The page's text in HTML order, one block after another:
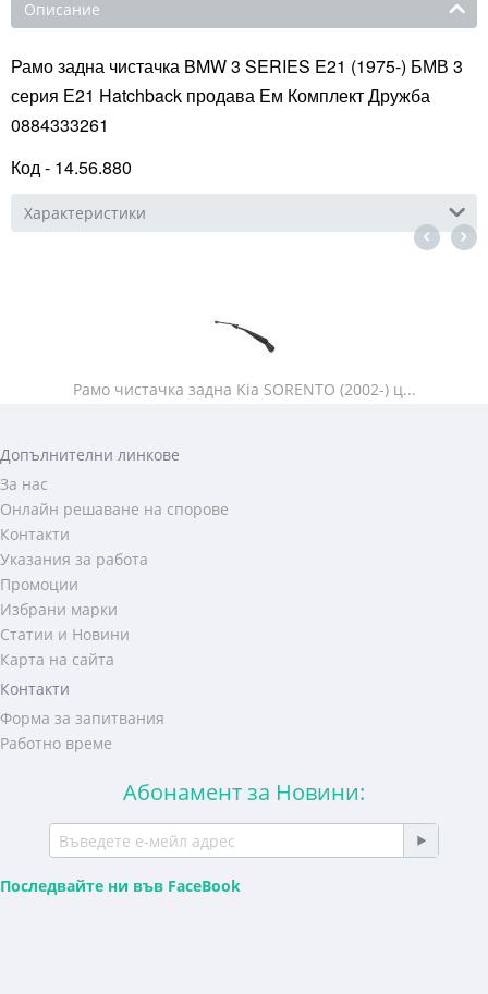
Описание
Рамо задна чистачка BMW 3 SERIES E21 (1975-) БМВ 3
серия Е21 Hatchback продава Ем Комплект Дружба
0884333261
Код - 14.56.880
Характеристики
Рамо чистачка задна Kia SORENTO (2002-) ц...
Допълнителни линкове
За нас
Онлайн решаване на спорове
Контакти
Указания за работа
Промоции
Избрани марки
Статии и Новини
Карта на сайта
Контакти
Форма за запитвания
Работно време
Абонамент за Новини:
Последвайте ни във FaceBook